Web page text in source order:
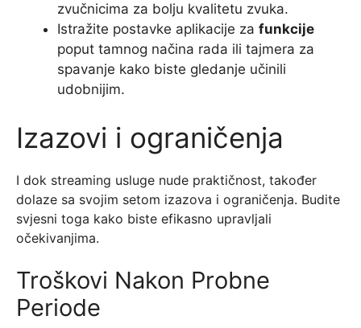
zvučnicima za bolju kvalitetu zvuka.
Istražite postavke aplikacije za funkcije
poput tamnog načina rada ili tajmera za
spavanje kako biste gledanje učinili
udobnijim.
Izazovi i ograničenja
I dok streaming usluge nude praktičnost, također
dolaze sa svojim setom izazova i ograničenja. Budite
svjesni toga kako biste efikasno upravljali
očekivanjima.
Troškovi Nakon Probne
Periode